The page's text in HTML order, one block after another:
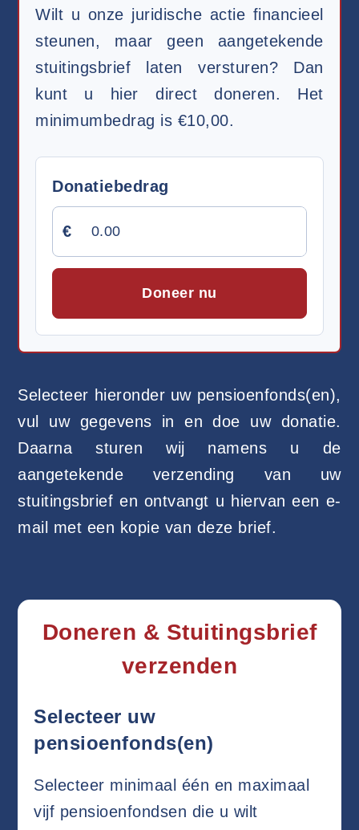
Wilt u onze juridische actie financieel
steunen, maar geen aangetekende
stuitingsbrief laten versturen? Dan
kunt u hier direct doneren. Het
minimumbedrag is €10,00.
Donatiebedrag
€
Doneer nu
Selecteer hieronder uw pensioenfonds(en),
vul uw gegevens in en doe uw donatie.
Daarna sturen wij namens u de
aangetekende verzending van uw
stuitingsbrief en ontvangt u hiervan een e-
mail met een kopie van deze brief.
Doneren & Stuitingsbrief
verzenden
Selecteer uw
pensioenfonds(en)
Selecteer minimaal één en maximaal
vijf pensioenfondsen die u wilt